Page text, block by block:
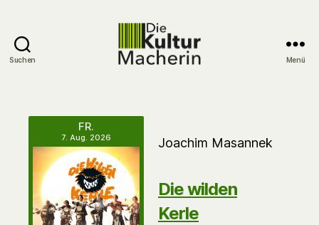
Suchen Menü
FR.
7. Aug. 2026 Joachim Masannek
Die wilden
Kerle